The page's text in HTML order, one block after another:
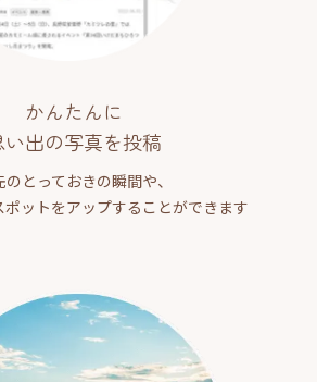
かんたんに
い出の写真を投稿
のとっておきの瞬間や、
ポットをアップすることができます